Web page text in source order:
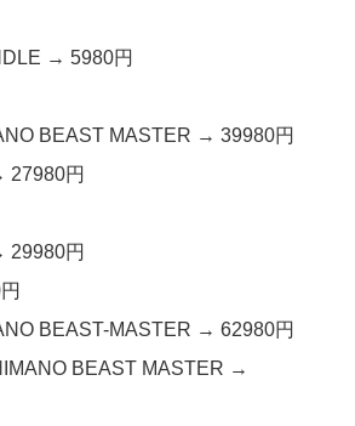
→ 5980円
BEAST MASTER → 39980円
27980円
29980円
BEAST-MASTER → 62980円
BEAST MASTER →